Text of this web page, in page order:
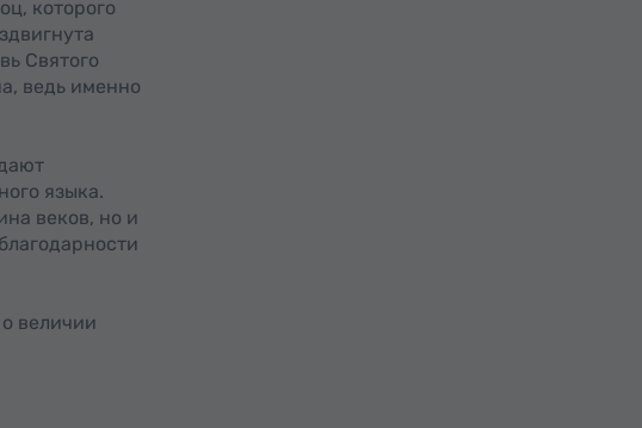
которого
Святого
ведь именно
языка.
веков, но и
величии